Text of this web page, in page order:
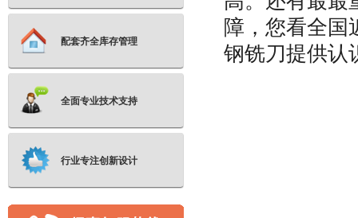
障，您看全国
钢铣刀提供认
配套齐全库存管理
全面专业技术支持
行业专注创新设计